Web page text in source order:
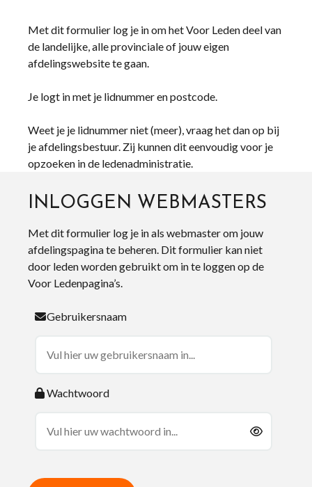
Met dit formulier log je in om het Voor Leden deel van
de landelijke, alle provinciale of jouw eigen
afdelingswebsite te gaan.
Je logt in met je lidnummer en postcode.
Weet je je lidnummer niet (meer), vraag het dan op bij
je afdelingsbestuur. Zij kunnen dit eenvoudig voor je
opzoeken in de ledenadministratie.
INLOGGEN WEBMASTERS
Met dit formulier log je in als webmaster om jouw
afdelingspagina te beheren. Dit formulier kan niet
door leden worden gebruikt om in te loggen op de
Voor Ledenpagina’s.
Gebruikersnaam
Wachtwoord